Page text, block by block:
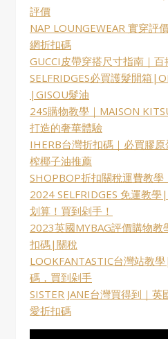
評價
NAP LOUNGEWEAR 實穿評
網折扣碼
GUCCI皮帶穿搭尺寸指南｜
SELFRIDGES必買護髮開箱
|GISOU髮油
24S購物教學｜MAISON
打造的奢華體驗
IHERB台灣折扣碼｜必買膠
榨椰子油推薦
SHOPBOP折扣關稅運費教學
2024 SELFRIDGES 免運教
划算！買到剁手！
2023英國MYBAG評價購物
扣碼|關稅
LOOKFANTASTIC台灣站教
碼，買到剁手
SISTER JANE台灣買得到｜
愛折扣碼